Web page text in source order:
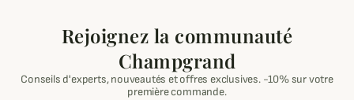
Rejoignez la communauté
Champgrand
Conseils d'experts, nouveautés et offres exclusives. -10% sur votre
première commande.